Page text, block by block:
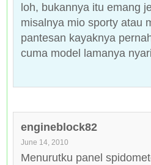
loh, bukannya itu emang
misalnya mio sporty atau
pantesan kayaknya
cuma model lamanya
engineblock82
June 14, 2010
Menurutku panel